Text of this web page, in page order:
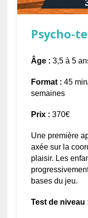
Psycho-
Âge : 3,5 à 5
Format : 45
semaines
Prix : 370€
Une première
axée sur la
plaisir. Les
bases du jeu.
Test de niveau